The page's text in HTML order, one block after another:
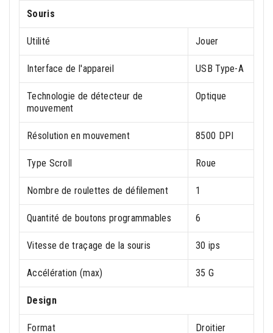
Souris
Utilité Jouer
Interface de l'appareil USB Type-A
Technologie de détecteur de
mouvement
Optique
Résolution en mouvement 8500 DPI
Type Scroll Roue
Nombre de roulettes de défilement 1
Quantité de boutons programmables 6
Vitesse de traçage de la souris 30 ips
Accélération (max) 35 G
Design
Format Droitier